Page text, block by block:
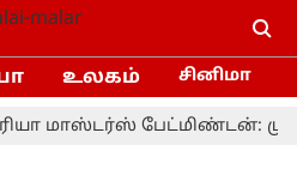
உலகம் சினிமா
பேட்மிண்டன்: முதல்